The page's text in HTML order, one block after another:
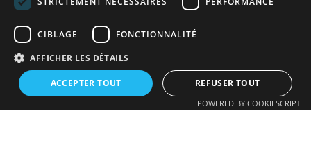
informations officielles
oudevnet@gmail.com
MA : +2126 05 87 58 67
CIBLAGE FONCTIONNALITÉ
AFFICHER LES DÉTAILS
ACCEPTER TOUT REFUSER TOUT
POWERED BY COOKIESCRIPT